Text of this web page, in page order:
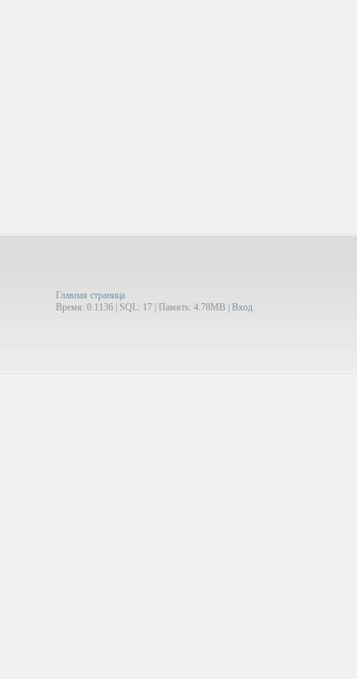
Главная страница
Время: 0.1136 | SQL: 17 | Память: 4.78MB Вход